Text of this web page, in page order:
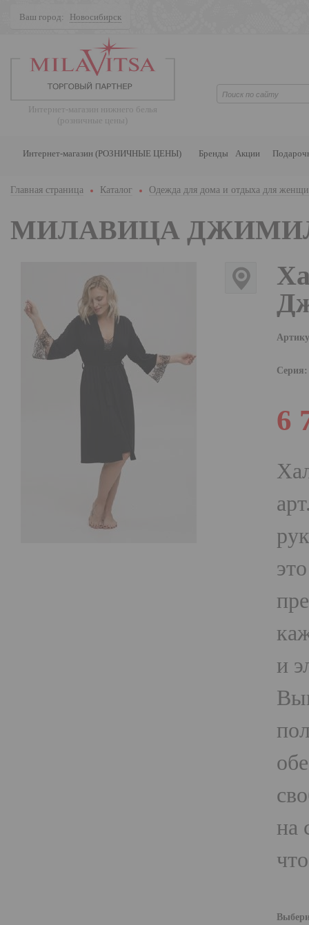
Ваш город: Новосибирск
Интернет-магазин нижнего белья
(розничные цены)
Интернет-магазин (РОЗНИЧНЫЕ ЦЕНЫ) Бренды Акции
Главная страница Каталог Одежда для дома и отдыха для
МИЛАВИЦА
Серия:
6
и
на